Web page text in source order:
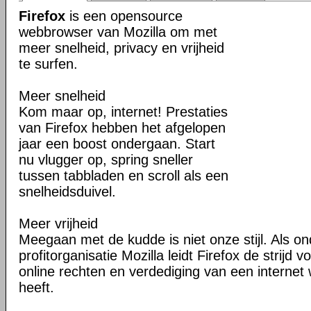
Firefox is een opensource
webbrowser van Mozilla om met
meer snelheid, privacy en vrijheid
te surfen.
Meer snelheid
Kom maar op, internet! Prestaties
van Firefox hebben het afgelopen
jaar een boost ondergaan. Start
nu vlugger op, spring sneller
tussen tabbladen en scroll als een
snelheidsduivel.
Meer vrijheid
Meegaan met de kudde is niet onze stijl. Als
profitorganisatie Mozilla leidt Firefox de strijd
online rechten en verdediging van een internet
heeft.